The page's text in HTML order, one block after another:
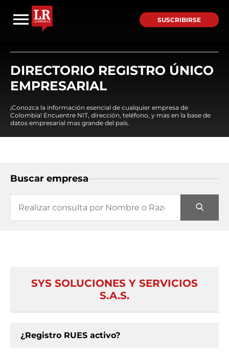
SUSCRIBIRSE
DIRECTORIO REGISTRO ÚNICO
EMPRESARIAL
¡Conozca la información esencial de cualquier empresa de
Colombia! Encuentre NIT, dirección, teléfono, y mas en la base de
datos empresarial mas grande del país.
Buscar empresa
SYS SOLUCIONES Y SERVICIOS
S.A.S.
¿Registro RUES activo?